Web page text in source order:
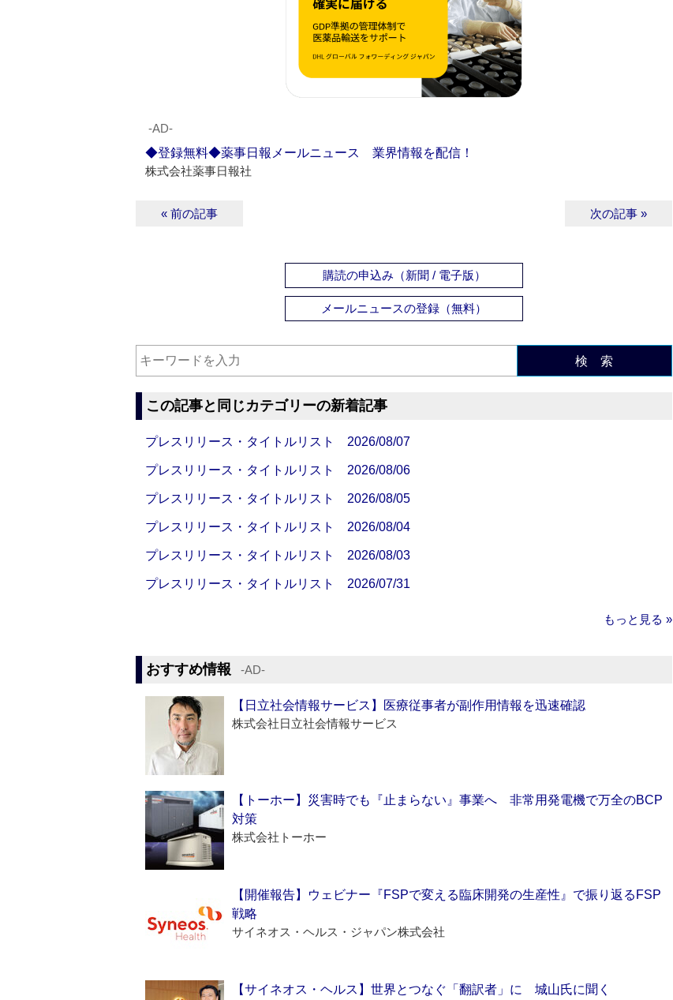
‐AD‐
◆登録無料◆薬事日報メールニュース 業界情報を配信！
株式会社薬事日報社
« 前の記事 次の記事 »
購読の申込み（新聞 / 電子版）
メールニュースの登録（無料）
検 索
この記事と同じカテゴリーの新着記事
プレスリリース・タイトルリスト 2026/08/07
プレスリリース・タイトルリスト 2026/08/06
プレスリリース・タイトルリスト 2026/08/05
プレスリリース・タイトルリスト 2026/08/04
プレスリリース・タイトルリスト 2026/08/03
プレスリリース・タイトルリスト 2026/07/31
もっと見る »
おすすめ情報 ‐AD‐
【日立社会情報サービス】医療従事者が副作用情報を迅速確認
株式会社日立社会情報サービス
【トーホー】災害時でも『止まらない』事業へ 非常用発電機で万全のBCP
対策
株式会社トーホー
【開催報告】ウェビナー『FSPで変える臨床開発の生産性』で振り返るFSP
戦略
サイネオス・ヘルス・ジャパン株式会社
【サイネオス・ヘルス】世界とつなぐ「翻訳者」に 城山氏に聞く